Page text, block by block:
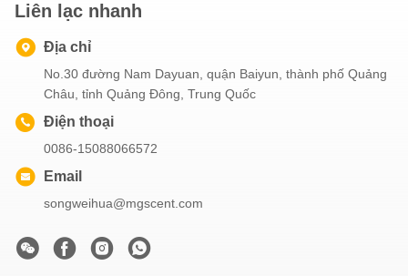
Liên lạc nhanh
Địa chỉ
No.30 đường Nam Dayuan, quận Baiyun, thành phố Quảng
Châu, tỉnh Quảng Đông, Trung Quốc
Điện thoại
0086-15088066572
Email
songweihua@mgscent.com